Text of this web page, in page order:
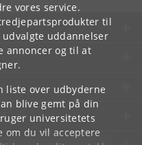
vores service.
til
uddannelser
annoncer og til at
liste over udbyderne
blive gemt på din
universitetets
om du vil acceptere